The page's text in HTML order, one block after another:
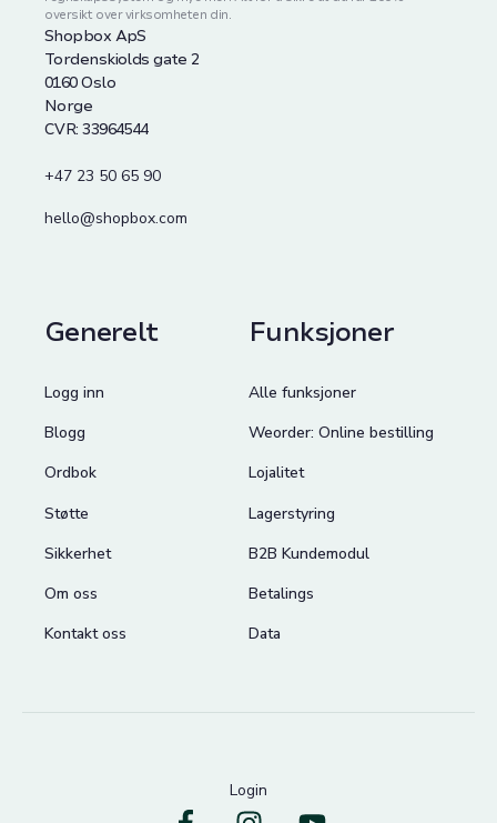
oversikt over virksomheten din.
Shopbox ApS
Tordenskiolds gate 2
0160 Oslo
Norge
CVR: 33964544
+47 23 50 65 90
hello@shopbox.com
Generelt
Logg inn
Blogg
Ordbok
Støtte
Sikkerhet
Om oss
Kontakt oss
Funksjoner
Alle funksjoner
Weorder: Online bestilling
Lojalitet
Lagerstyring
B2B Kundemodul
Betalings
Data
Login